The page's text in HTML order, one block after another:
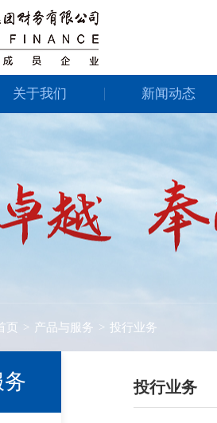
关于我们 新闻动态
页 > 产品与服务 > 投行业务
投行业务